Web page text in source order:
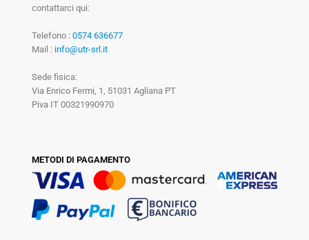
contattarci qui:
Telefono : 0574 636677
Mail : info@utr-srl.it
Sede fisica:
Via Enrico Fermi, 1, 51031 Agliana PT
Piva IT 00321990970
METODI DI PAGAMENTO